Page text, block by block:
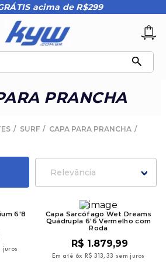
acima de R$299
PRANCHA
SURF CAPA PARA PRANCHA
Relevância
6'8
juros
Capa Sarcófago Wet Dreams
Quádrupla 6'6 Vermelho com
Roda
R$ 1.879,99
Em até 6x R$ 313, 33 sem juros